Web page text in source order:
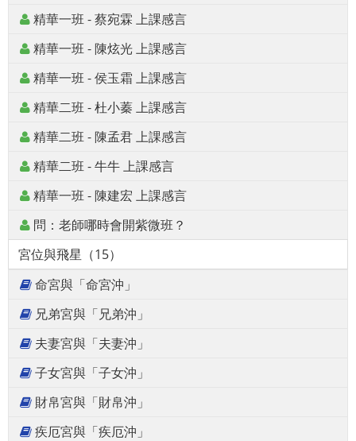
精華一班 - 蔡宛霖 上課感言
精華一班 - 陳炫光 上課感言
精華一班 - 侯玉霜 上課感言
精華二班 - 杜小蓁 上課感言
精華二班 - 陳孟君 上課感言
精華二班 - 牛牛 上課感言
精華一班 - 陳建宏 上課感言
問：老師哪時會開紫微班？
宮位與飛星（15）
命宮與「命宮沖」
兄弟宮與「兄弟沖」
夫妻宮與「夫妻沖」
子女宮與「子女沖」
財帛宮與「財帛沖」
疾厄宮與「疾厄沖」